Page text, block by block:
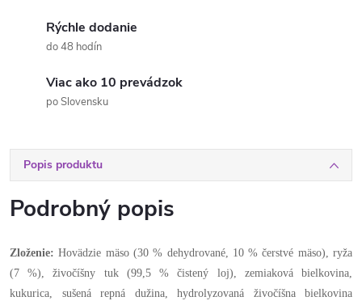
Rýchle dodanie
do 48 hodín
Viac ako 10 prevádzok
po Slovensku
Popis produktu
Podrobný popis
Zloženie:Hovädzie mäso (30 % dehydrované, 10 % čerstvé mäso), ryža
(7 %), živočíšny tuk (99,5 % čistený loj), zemiaková bielkovina,
kukurica, sušená repná dužina, hydrolyzovaná živočíšna bielkovina